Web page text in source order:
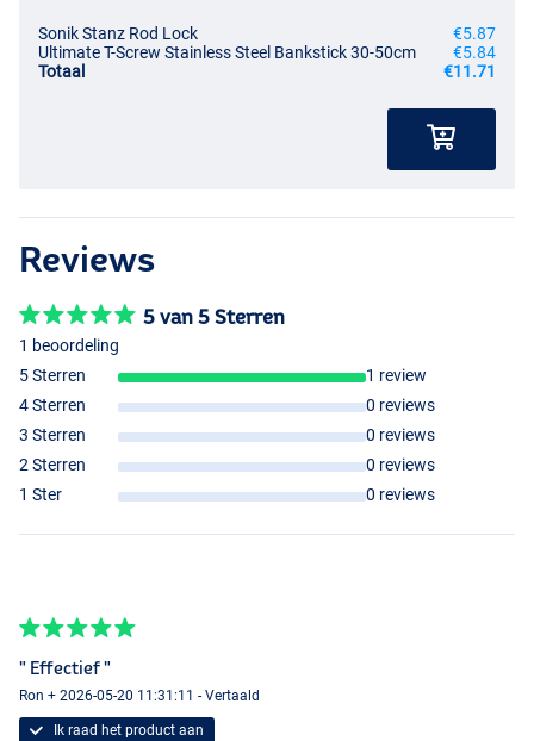
Sonik Stanz Rod Lock
€5.87
Ultimate T-Screw Stainless Steel Bankstick 30-50cm
€5.84
Totaal
€11.71
Reviews
5 van 5 Sterren
1 beoordeling
5 Sterren
1 review
4 Sterren
0 reviews
3 Sterren
0 reviews
2 Sterren
0 reviews
1 Ster
0 reviews
" Effectief "
Ron + 2026-05-20 11:31:11 - Vertaald
Ik raad het product aan